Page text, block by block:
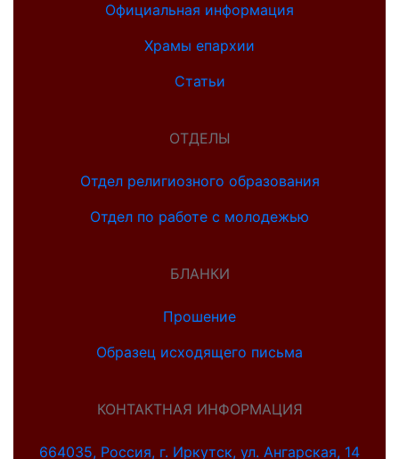
Официальная информация
Храмы епархии
Статьи
ОТДЕЛЫ
Отдел религиозного образования
Отдел по работе с молодежью
БЛАНКИ
Прошение
Образец исходящего письма
КОНТАКТНАЯ ИНФОРМАЦИЯ
664035, Россия, г. Иркутск, ул. Ангарская, 14